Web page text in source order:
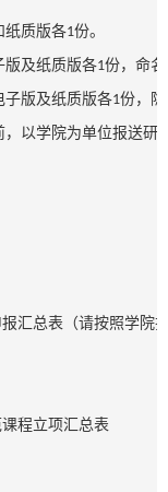
纸质版各1份。
版及纸质版各1份，命
子版及纸质版各1份，
，以学院为单位报送研
汇总表（请按照学院
程立项汇总表